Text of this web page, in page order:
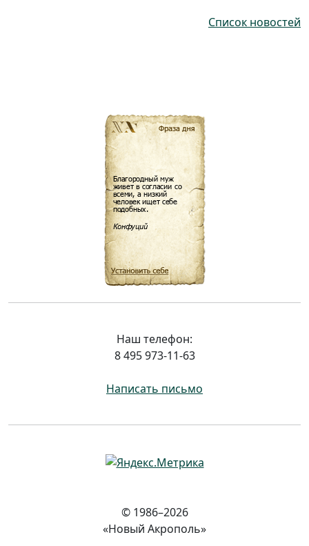
Список новостей
Наш телефон:
8 495 973-11-63
Написать письмо
© 1986–2026
«Новый Акрополь»